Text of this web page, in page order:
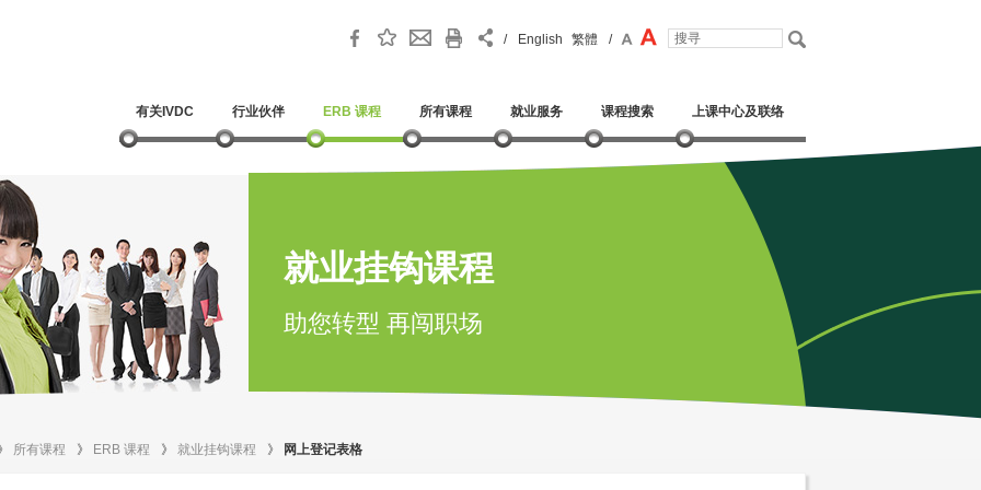
/ English 繁體 /
有关IVDC 行业伙伴 ERB 课程 所有课程 就业服务 课程搜索 上课中心及联络
就业挂钩课程
助您转型 再闯职场
所有课程 》 ERB 课程 》 就业挂钩课程 》 网上登记表格